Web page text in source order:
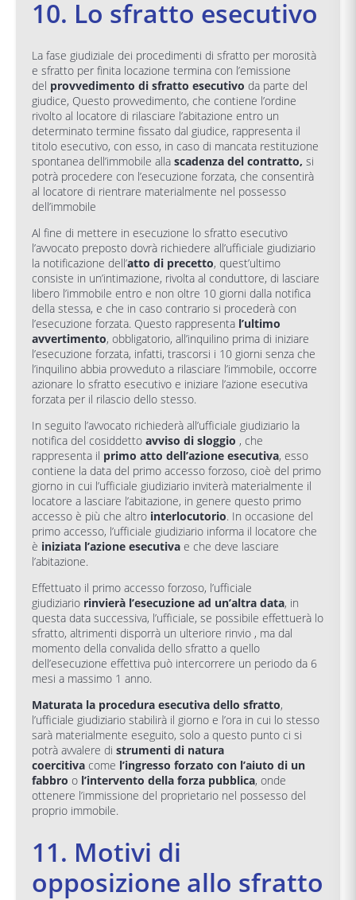
10. Lo sfratto esecutivo
La fase giudiziale dei procedimenti di sfratto per morosità
e sfratto per finita locazione termina con l’emissione
del provvedimento di sfratto esecutivo da parte del
giudice, Questo provvedimento, che contiene l’ordine
rivolto al locatore di rilasciare l’abitazione entro un
determinato termine fissato dal giudice, rappresenta il
titolo esecutivo, con esso, in caso di mancata restituzione
spontanea dell’immobile alla scadenza del contratto, si
potrà procedere con l’esecuzione forzata, che consentirà
al locatore di rientrare materialmente nel possesso
dell’immobile
Al fine di mettere in esecuzione lo sfratto esecutivo
l’avvocato preposto dovrà richiedere all’ufficiale giudiziario
la notificazione dell’atto di precetto, quest’ultimo
consiste in un’intimazione, rivolta al conduttore, di lasciare
libero l’immobile entro e non oltre 10 giorni dalla notifica
della stessa, e che in caso contrario si procederà con
l’esecuzione forzata. Questo rappresenta l’ultimo
avvertimento, obbligatorio, all’inquilino prima di iniziare
l’esecuzione forzata, infatti, trascorsi i 10 giorni senza che
l’inquilino abbia provveduto a rilasciare l’immobile, occorre
azionare lo sfratto esecutivo e iniziare l’azione esecutiva
forzata per il rilascio dello stesso.
In seguito l’avvocato richiederà all’ufficiale giudiziario la
notifica del cosiddetto avviso di sloggio , che
rappresenta il primo atto dell’azione esecutiva, esso
contiene la data del primo accesso forzoso, cioè del primo
giorno in cui l’ufficiale giudiziario inviterà materialmente il
locatore a lasciare l’abitazione, in genere questo primo
accesso è più che altro interlocutorio. In occasione del
primo accesso, l’ufficiale giudiziario informa il locatore che
è iniziata l’azione esecutiva e che deve lasciare
l’abitazione.
Effettuato il primo accesso forzoso, l’ufficiale
giudiziario rinvierà l’esecuzione ad un’altra data, in
questa data successiva, l’ufficiale, se possibile effettuerà lo
sfratto, altrimenti disporrà un ulteriore rinvio , ma dal
momento della convalida dello sfratto a quello
dell’esecuzione effettiva può intercorrere un periodo da 6
mesi a massimo 1 anno.
Maturata la procedura esecutiva dello sfratto,
l’ufficiale giudiziario stabilirà il giorno e l’ora in cui lo stesso
sarà materialmente eseguito, solo a questo punto ci si
potrà avvalere di strumenti di natura
coercitiva come l’ingresso forzato con l’aiuto di un
fabbro o l’intervento della forza pubblica, onde
ottenere l’immissione del proprietario nel possesso del
proprio immobile.
11. Motivi di
opposizione allo sfratto